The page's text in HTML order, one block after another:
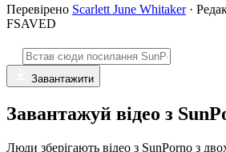
Перевірено Scarlett June Whitaker·
FSAVED
Завантажити
Завантажуй відео з
Люди зберігають відео з SunPorno з